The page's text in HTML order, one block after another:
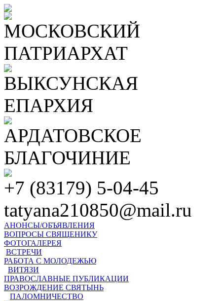
МОСКОВСКИЙ
ПАТРИАРХАТ
ВЫКСУНСКАЯ
ЕПАРХИЯ
АРДАТОВСКОЕ
БЛАГОЧИНИЕ
+7 (83179) 5-04-45
tatyana210850@mail.ru
АНОНСЫ/ОБЪЯВЛЕНИЯ
ВОПРОСЫ СВЯЩЕНИКУ
ФОТОГАЛЕРЕЯ
ВСТРЕЧИ
РАБОТА С МОЛОДЕЖЬЮ
ВИТЯЗИ
ПРАВОСЛАВНЫЕ ПУБЛИКАЦИИ
ВОЗРОЖДЕНИЕ СВЯТЫНЬ
ПАЛОМНИЧЕСТВО